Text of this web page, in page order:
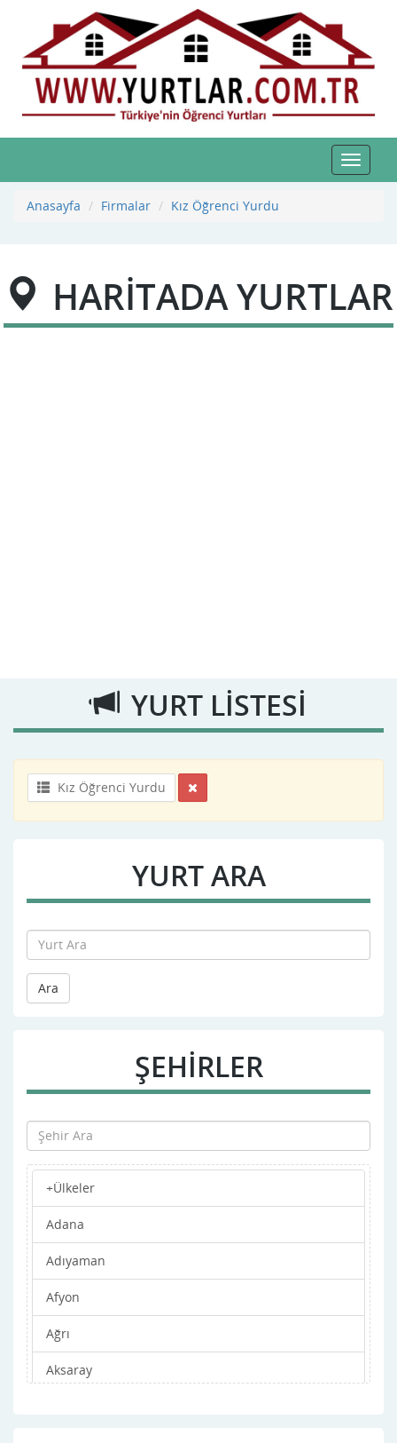
Toggle
Anasayfa
Firmalar Kız Öğrenci Yurdu
HARİTADA YURTLAR
YURT LİSTESİ
Kız Öğrenci Yurdu
YURT ARA
Ara
ŞEHİRLER
+Ülkeler
Adana
Adıyaman
Afyon
Ağrı
Aksaray